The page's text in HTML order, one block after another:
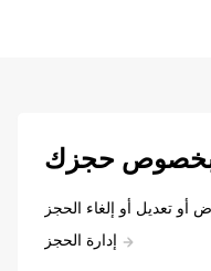
حجزك
أو تعديل أو إلغاء الحجز
إدارة الحجز